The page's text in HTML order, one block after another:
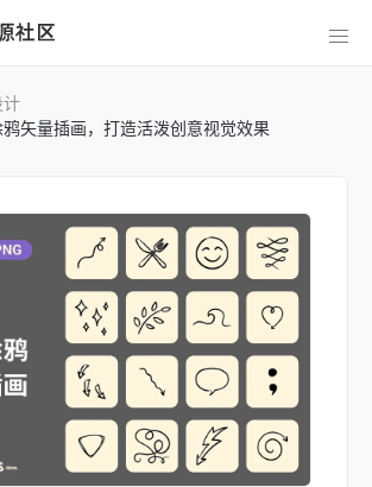
矢量插画，打造活泼创意视觉效果